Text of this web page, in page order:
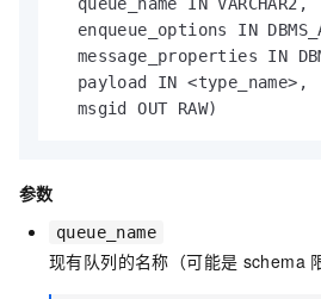
enqueue_options IN
message_properties IN
  payload IN <type_name>,
  msgid OUT RAW)
参数
queue_name
现有队列的名称（可能是 schema